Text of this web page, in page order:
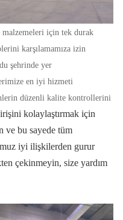
malzemeleri için tek durak
karşılamamıza izin
şehrinde yer
en iyi hizmeti
düzenli kalite kontrollerini
kolaylaştırmak için
ve bu sayede tüm
iyi ilişkilerden gurur
çekinmeyin, size yardım